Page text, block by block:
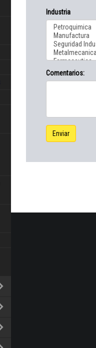
Industria
Comentarios:
Enviar